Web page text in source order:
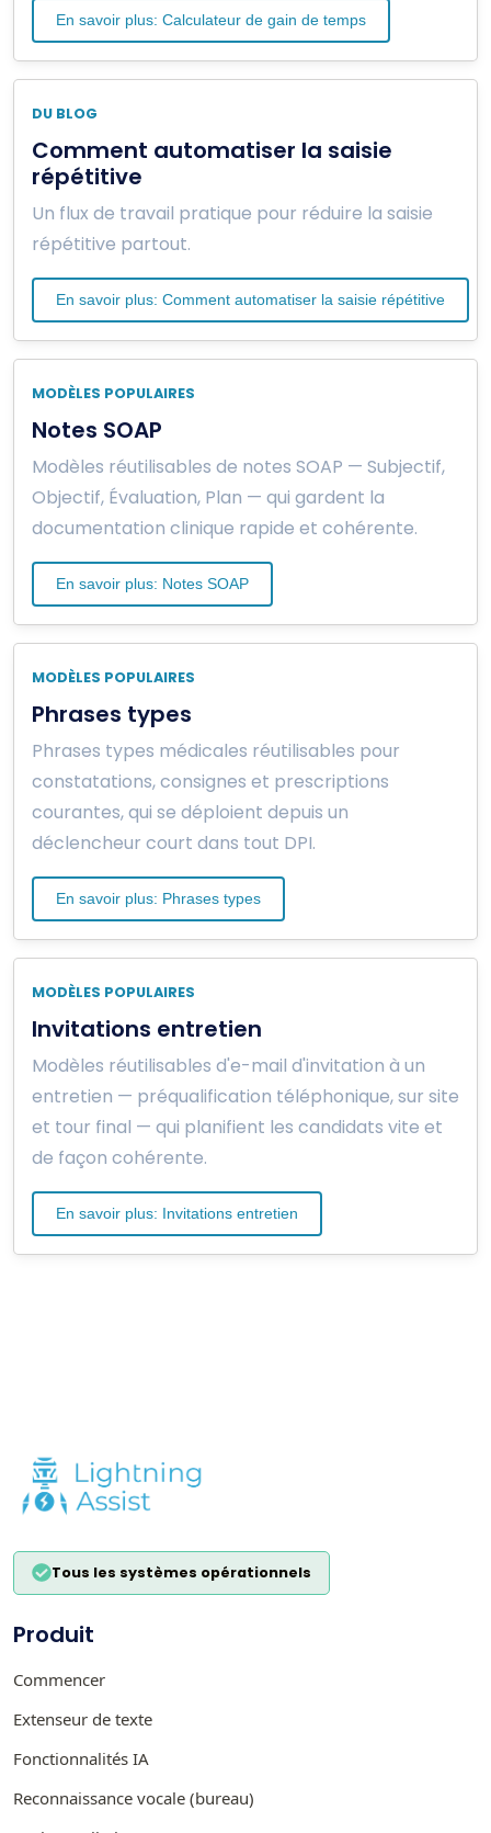
En savoir plus: Calculateur de gain de temps
DU BLOG
Comment automatiser la saisie
répétitive
Un flux de travail pratique pour réduire la saisie
répétitive partout.
En savoir plus: Comment automatiser la saisie répétitive
MODÈLES POPULAIRES
Notes SOAP
Modèles réutilisables de notes SOAP — Subjectif,
Objectif, Évaluation, Plan — qui gardent la
documentation clinique rapide et cohérente.
En savoir plus: Notes SOAP
MODÈLES POPULAIRES
Phrases types
Phrases types médicales réutilisables pour
constatations, consignes et prescriptions
courantes, qui se déploient depuis un
déclencheur court dans tout DPI.
En savoir plus: Phrases types
MODÈLES POPULAIRES
Invitations entretien
Modèles réutilisables d'e-mail d'invitation à un
entretien — préqualification téléphonique, sur site
et tour final — qui planifient les candidats vite et
de façon cohérente.
En savoir plus: Invitations entretien
Tous les systèmes opérationnels
Produit
Commencer
Extenseur de texte
Fonctionnalités IA
Reconnaissance vocale (bureau)